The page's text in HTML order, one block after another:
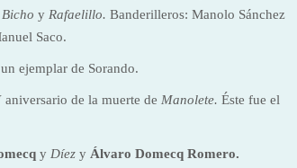
y Rafaelillo. Banderilleros: Manolo Sánchez
Saco.
ejemplar de Sorando.
de la muerte de Manolete. Éste fue el
y Díez y Álvaro Domecq Romero.